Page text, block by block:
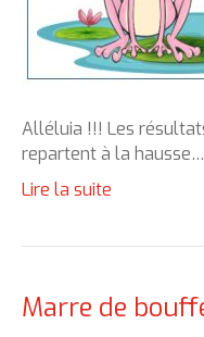
Alléluia !!! Les
repartent à la hausse…
Lire la suite
Marre de